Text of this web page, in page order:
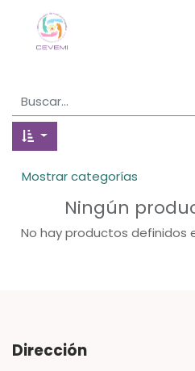
Mostrar categorías
Ningún
No hay productos definidos
Dirección